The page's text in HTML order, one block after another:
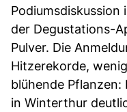
der Degustations-
Pulver. Die
Hitzerekorde,
blühende Pflanzen:
in Winterthur